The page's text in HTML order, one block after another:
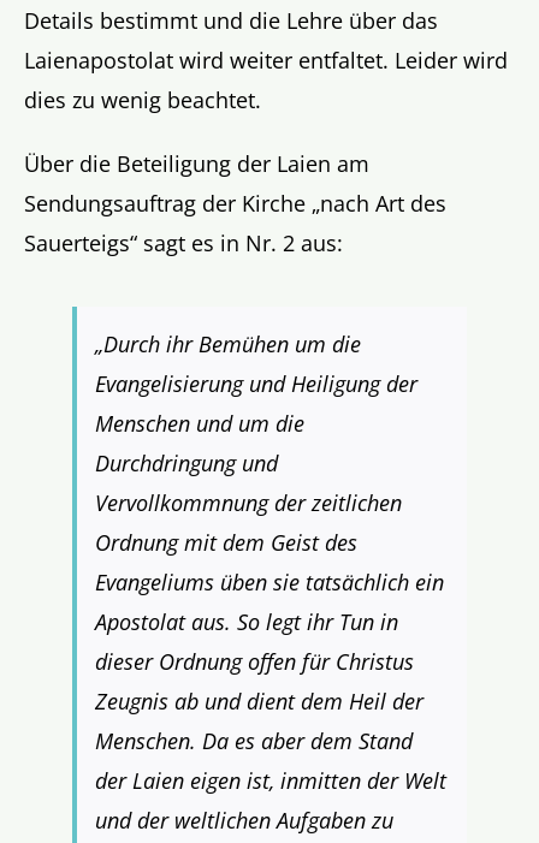
Details bestimmt und die Lehre über das
Laienapostolat wird weiter entfaltet. Leider wird
dies zu wenig beachtet.
Über die Beteiligung der Laien am
Sendungsauftrag der Kirche „nach Art des
Sauerteigs“ sagt es in Nr. 2 aus:
„Durch ihr Bemühen um die
Evangelisierung und Heiligung der
Menschen und um die
Durchdringung und
Vervollkommnung der zeitlichen
Ordnung mit dem Geist des
Evangeliums üben sie tatsächlich ein
Apostolat aus. So legt ihr Tun in
dieser Ordnung offen für Christus
Zeugnis ab und dient dem Heil der
Menschen. Da es aber dem Stand
der Laien eigen ist, inmitten der Welt
und der weltlichen Aufgaben zu